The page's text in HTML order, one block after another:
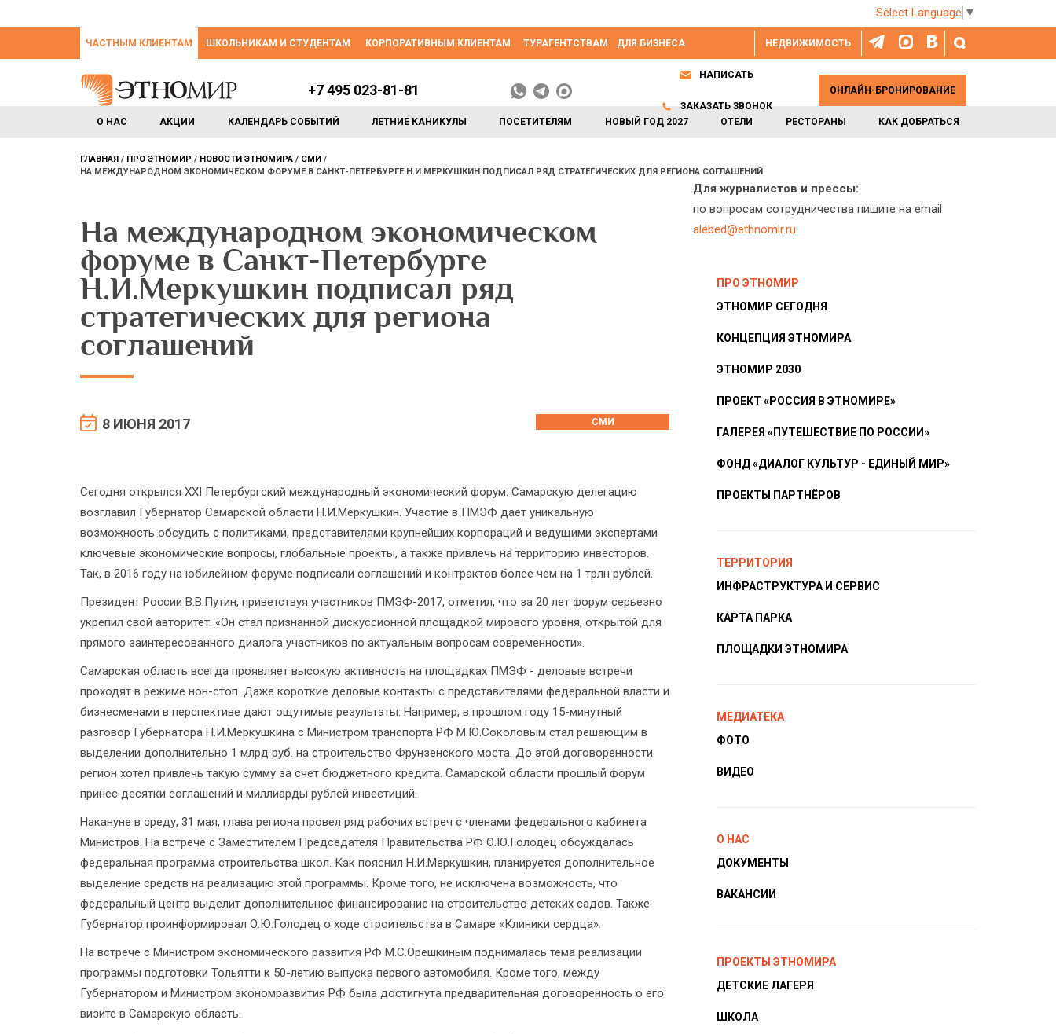
Select Language ▼
НЕДВИЖИМОСТЬ
ЧАСТНЫМ КЛИЕНТАМ ШКОЛЬНИКАМ И СТУДЕНТАМ КОРПОРАТИВНЫМ КЛИЕНТАМ ТУРАГЕНТСТВАМ ДЛЯ БИЗНЕСА
О НАС АКЦИИ КАЛЕНДАРЬ СОБЫТИЙ ЛЕТНИЕ КАНИКУЛЫ ПОСЕТИТЕЛЯМ НОВЫЙ ГОД 2027 ОТЕЛИ РЕСТОРАНЫ КАК ДОБРАТЬСЯ
+7 495 023-81-81
НАПИСАТЬ
ЗАКАЗАТЬ ЗВОНОК
ОНЛАЙН-БРОНИРОВАНИЕ
ГЛАВНАЯ ПРО ЭТНОМИР НОВОСТИ ЭТНОМИРА
СМИ
НА МЕЖДУНАРОДНОМ ЭКОНОМИЧЕСКОМ ФОРУМЕ В САНКТ-ПЕТЕРБУРГЕ Н.И.МЕРКУШКИН ПОДПИСАЛ РЯД СТРАТЕГИЧЕСКИХ ДЛЯ РЕГИОНА СОГЛАШЕНИЙ
На международном экономическом
форуме в Санкт-Петербурге
Н.И.Меркушкин подписал ряд
стратегических для региона
соглашений
8 ИЮНЯ 2017 СМИ
Сегодня открылся ХХI Петербургский международный экономический форум. Самарскую делегацию
возглавил Губернатор Самарской области Н.И.Меркушкин. Участие в ПМЭФ дает уникальную
возможность обсудить с политиками, представителями крупнейших корпораций и ведущими экспертами
ключевые экономические вопросы, глобальные проекты, а также привлечь на территорию инвесторов.
Так, в 2016 году на юбилейном форуме подписали соглашений и контрактов более чем на 1 трлн рублей.
Президент России В.В.Путин, приветствуя участников ПМЭФ-2017, отметил, что за 20 лет форум серьезно
укрепил свой авторитет: «Он стал признанной дискуссионной площадкой мирового уровня, открытой для
прямого заинтересованного диалога участников по актуальным вопросам современности».
Самарская область всегда проявляет высокую активность на площадках ПМЭФ - деловые встречи
проходят в режиме нон-стоп. Даже короткие деловые контакты с представителями федеральной власти и
бизнесменами в перспективе дают ощутимые результаты. Например, в прошлом году 15-минутный
разговор Губернатора Н.И.Меркушкина с Министром транспорта РФ М.Ю.Соколовым стал решающим в
выделении дополнительно 1 млрд руб. на строительство Фрунзенского моста. До этой договоренности
регион хотел привлечь такую сумму за счет бюджетного кредита. Самарской области прошлый форум
принес десятки соглашений и миллиарды рублей инвестиций.
Накануне в среду, 31 мая, глава региона провел ряд рабочих встреч с членами федерального кабинета
Министров. На встрече с Заместителем Председателя Правительства РФ О.Ю.Голодец обсуждалась
федеральная программа строительства школ. Как пояснил Н.И.Меркушкин, планируется дополнительное
выделение средств на реализацию этой программы. Кроме того, не исключена возможность, что
федеральный центр выделит дополнительное финансирование на строительство детских садов. Также
Губернатор проинформировал О.Ю.Голодец о ходе строительства в Самаре «Клиники сердца».
На встрече с Министром экономического развития РФ М.С.Орешкиным поднималась тема реализации
программы подготовки Тольятти к 50-летию выпуска первого автомобиля. Кроме того, между
Губернатором и Министром экономразвития РФ была достигнута предварительная договоренность о его
визите в Самарскую область.
Для журналистов и прессы:
по вопросам сотрудничества пишите на email
alebed@ethnomir.ru.
ПРО ЭТНОМИР
ЭТНОМИР СЕГОДНЯ
КОНЦЕПЦИЯ ЭТНОМИРА
ЭТНОМИР 2030
ПРОЕКТ «РОССИЯ В ЭТНОМИРЕ»
ГАЛЕРЕЯ «ПУТЕШЕСТВИЕ ПО РОССИИ»
ФОНД «ДИАЛОГ КУЛЬТУР - ЕДИНЫЙ МИР»
ПРОЕКТЫ ПАРТНЁРОВ
ТЕРРИТОРИЯ
ИНФРАСТРУКТУРА И СЕРВИС
КАРТА ПАРКА
ПЛОЩАДКИ ЭТНОМИРА
МЕДИАТЕКА
ФОТО
ВИДЕО
О НАС
ДОКУМЕНТЫ
ВАКАНСИИ
ПРОЕКТЫ ЭТНОМИРА
ДЕТСКИЕ ЛАГЕРЯ
ШКОЛА